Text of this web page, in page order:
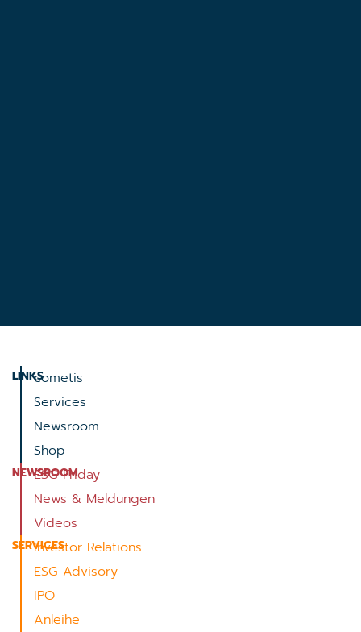
LINKScometis
Services
Newsroom
Shop
NEWSROOM
ESG Friday
News & Meldungen
Videos
SERVICES
Investor Relations
ESG Advisory
IPO
Anleihe